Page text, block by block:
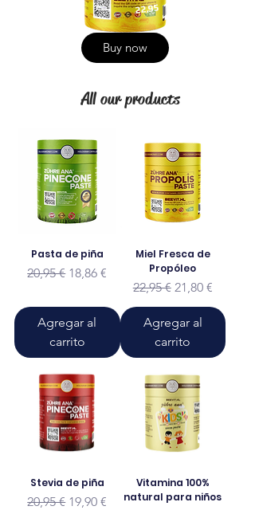
22,95
Buy now
All our products
Pasta de piña
Precio
20,95 € Precio de oferta
18,86 €
Agregar al
carrito
Miel Fresca de
Propóleo
Precio
22,95 € Precio de
21,80 €
Agregar al
carrito
Stevia de piña
Precio
20,95 € Precio de oferta
19,90 €
Vitamina 100%
natural para niños